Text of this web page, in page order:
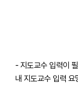
- 지도교수 입력이
내 지도교수 입력 요